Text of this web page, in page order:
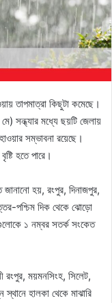
তাপমাত্রা কিছুটা কমেছে।
সন্ধ্যার মধ্যে ছয়টি জেলায়
সম্ভাবনা রয়েছে।
হতে পারে।
জানানো হয়, রংপুর, দিনাজপুর,
পশ্চিম দিক থেকে ঝোড়ো
১ নম্বর সতর্ক সংকেত
রংপুর, ময়মনসিংহ, সিলেট,
স্থানে হালকা থেকে মাঝারি